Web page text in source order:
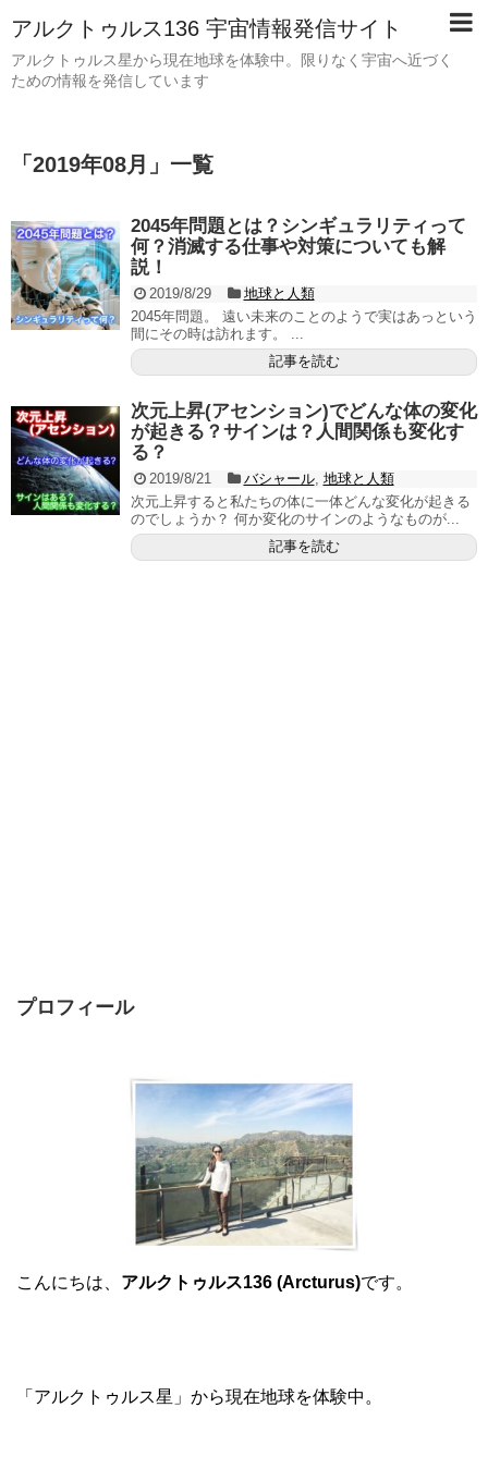
アルクトゥルス136 宇宙情報発信サイト
アルクトゥルス星から現在地球を体験中。限りなく宇宙へ近づく
ための情報を発信しています
「 2019年08月 」 一覧
2045年問題とは？シンギュラリティって
何？消滅する仕事や対策についても解
説！
2019/8/29
地球と人類
2045年問題。 遠い未来のことのようで実はあっという
間にその時は訪れます。 ...
記事を読む
次元上昇(アセンション)でどんな体の変化
が起きる？サインは？人間関係も変化す
る？
2019/8/21 バシャール, 地球と人類
次元上昇すると私たちの体に一体どんな変化が起きる
のでしょうか？ 何か変化のサインのようなものが...
記事を読む
プロフィール
こんにちは、 アルクトゥルス136 (Arcturus)です。
「アルクトゥルス星」から現在地球を体験中。